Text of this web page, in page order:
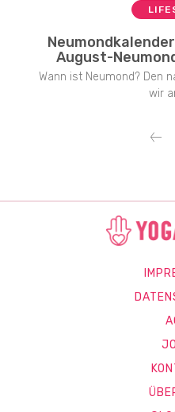
August-
Wann ist Neumond? Den
wir